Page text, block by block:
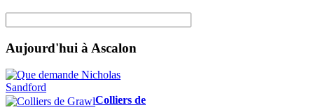
Aujourd'hui à Ascalon
Colliers de